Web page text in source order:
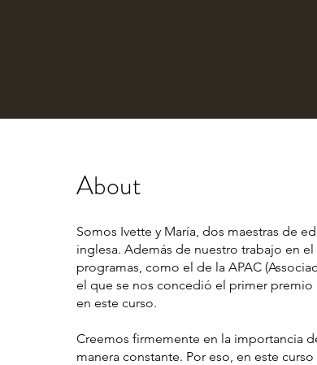
About
Somos Ivette y María, dos maestras de
inglesa. Además de nuestro trabajo en
programas, como el de la APAC
el que se nos concedió el primer
en este curso.
Creemos firmemente en la importancia
manera constante. Por eso, en este